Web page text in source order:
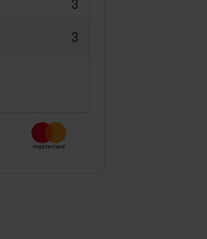
3
3